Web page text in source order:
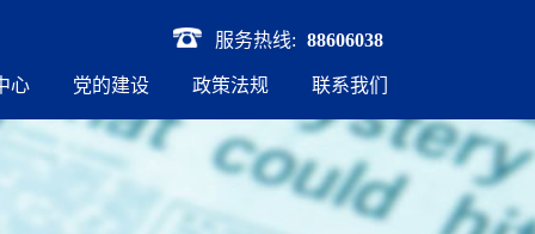
服务热线: 88606038
心 党的建设 政策法规 联系我们